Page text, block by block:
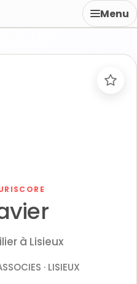
Menu
à Lisieux
· LISIEUX